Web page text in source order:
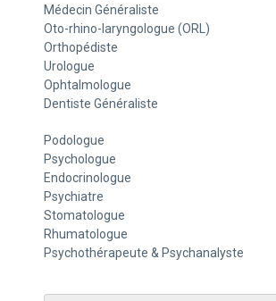
Médecin Généraliste
Oto-rhino-laryngologue (ORL)
Orthopédiste
Urologue
Ophtalmologue
Dentiste Généraliste
Podologue
Psychologue
Endocrinologue
Psychiatre
Stomatologue
Rhumatologue
Psychothérapeute & Psychanalyste